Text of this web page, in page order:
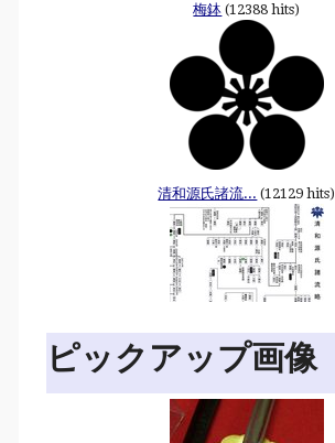
梅鉢 (12388 hits)
清和源氏諸流... (12129 hits)
ピックアップ画像